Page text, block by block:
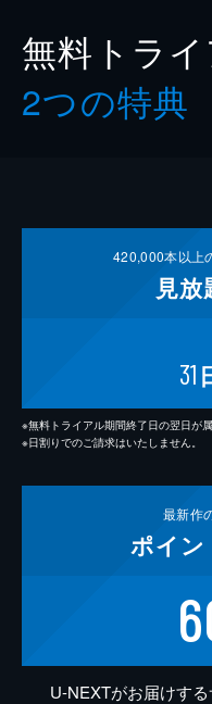
無料トラ
2つの特典
420,000本以上
見放
31
※無料トライアル期間終了日の翌日が
※日割りでのご請求はいたしません。
最新作
ポイン
U-NEXTがお届けす